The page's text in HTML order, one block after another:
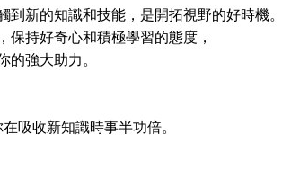
新的知識和技能，是開拓視野的好時機。
持好奇心和積極學習的態度，
強大助力。
吸收新知識時事半功倍。